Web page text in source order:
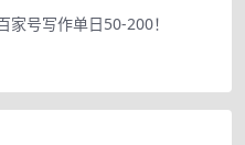
家号写作单日50-200！